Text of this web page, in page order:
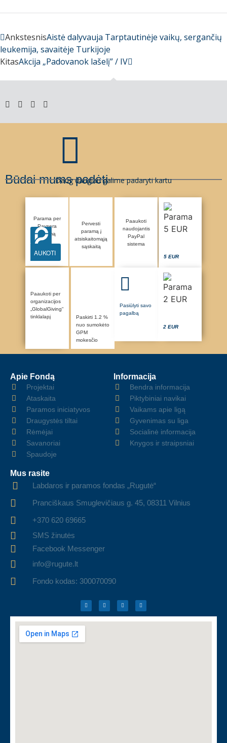
AnkstesnisAistė dalyvauja Tarptautinėje vaikų, sergančių
leukemija, savaitėje Turkijoje
KitasAkcija „Padovanok lašelį” / IV
Būdai mums padėti
Daug daugiau galime padaryti kartu
Parama per
Paysera
sistemą
AUKOTI
Pervesti
paramą į
atsiskaitomąją
sąskaitą
Paaukoti
naudojantis
PayPal
sistema
5 EUR
Paaukoti per
organizacijos
„GlobalGiving“
tinklalapį
Paskirti 1.2 %
nuo sumokėto
GPM
mokesčio
Pasiūlyti savo
pagalbą
2 EUR
Apie Fondą
Projektai
Ataskaita
Paramos iniciatyvos
Draugystės tiltai
Rėmėjai
Savanoriai
Spaudoje
Informacija
Bendra informacija
Piktybiniai navikai
Vaikams apie ligą
Gyvenimas su liga
Socialinė informacija
Knygos ir straipsniai
Mus rasite
Labdaros ir paramos fondas „Rugutė“
Pranciškaus Smuglevičiaus g. 45, 08311 Vilnius
+370 620 69665
SMS žinutės
Facebook Messenger
info@rugute.lt
Fondo kodas: 300070090